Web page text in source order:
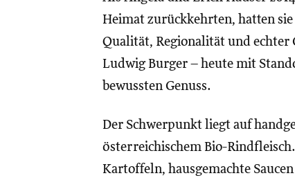
Heimat zurückkehrten, hatten
Qualität, Regionalität und echter
Ludwig Burger – heute mit
bewussten Genuss.
Der Schwerpunkt liegt auf
österreichischem Bio-
Kartoffeln, hausgemachte